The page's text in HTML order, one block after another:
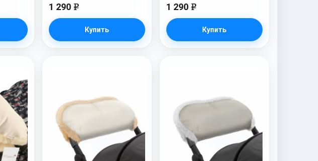
1 290 e
Купить
1 290 e
Купить